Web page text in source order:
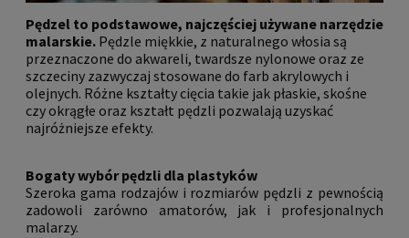
Pędzel to podstawowe, najczęściej używane narzędzie
malarskie. Pędzle miękkie, z naturalnego włosia są
przeznaczone do akwareli, twardsze nylonowe oraz ze
szczeciny zazwyczaj stosowane do farb akrylowych i
olejnych. Różne kształty cięcia takie jak płaskie, skośne
czy okrągłe oraz kształt pędzli pozwalają uzyskać
najróżniejsze efekty.
Bogaty wybór pędzli dla plastyków
Szeroka gama rodzajów i rozmiarów pędzli z pewnością
zadowoli zarówno amatorów, jak i profesjonalnych
malarzy.